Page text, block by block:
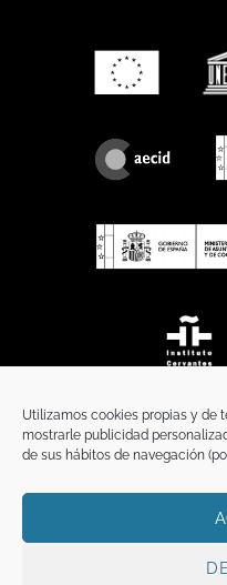
Utilizamos cookies propias y de
mostrarle publicidad
de sus hábitos de navegación